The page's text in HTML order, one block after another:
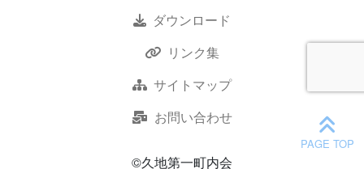
ダウンロード
リンク集
サイトマップ
お問い合わせ
©久地第一町内会